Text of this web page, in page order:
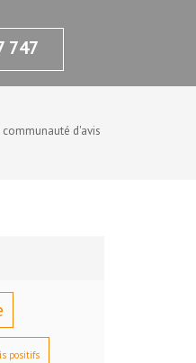
747
communauté d'avis
positifs